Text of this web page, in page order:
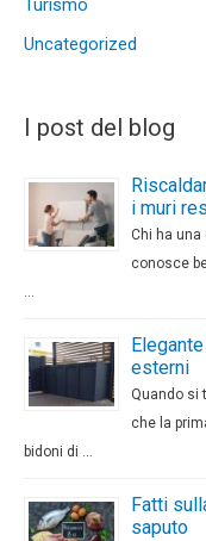
Turismo
Uncategorized
I post del blog
i muri
Chi ha
conosce
…
esterni
Quando si
che la
bidoni di …
Fatti
saputo